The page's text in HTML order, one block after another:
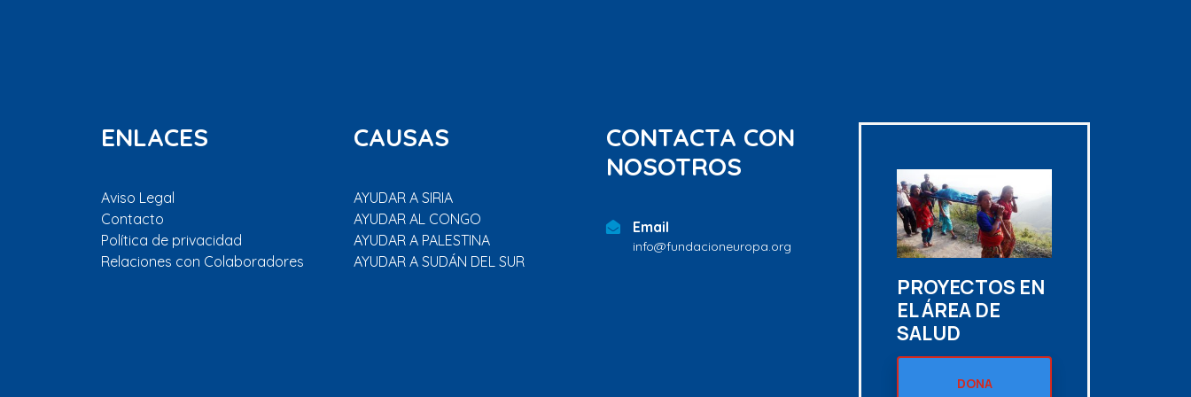
ENLACES
Aviso Legal
Contacto
Política de privacidad
Relaciones con Colaboradores
CAUSAS
AYUDAR A SIRIA
AYUDAR AL CONGO
AYUDAR A PALESTINA
AYUDAR A SUDÁN DEL SUR
CONTACTA CON
NOSOTROS
Email
info@fundacioneuropa.org
PROYECTOS EN
EL ÁREA DE
SALUD
DONA